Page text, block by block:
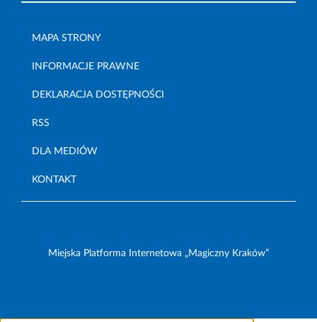
MAPA STRONY
INFORMACJE PRAWNE
DEKLARACJA DOSTĘPNOŚCI
RSS
DLA MEDIÓW
KONTAKT
Miejska Platforma Internetowa „Magiczny Kraków”